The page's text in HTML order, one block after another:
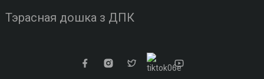
Тэрасная дошка з ДПК